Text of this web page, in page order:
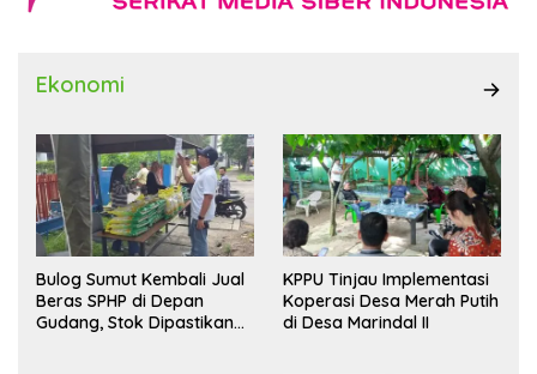
Ekonomi
Bulog Sumut Kembali Jual
Beras SPHP di Depan
Gudang, Stok Dipastikan
KPPU Tinjau Implementasi
Koperasi Desa Merah Putih
di Desa Marindal II